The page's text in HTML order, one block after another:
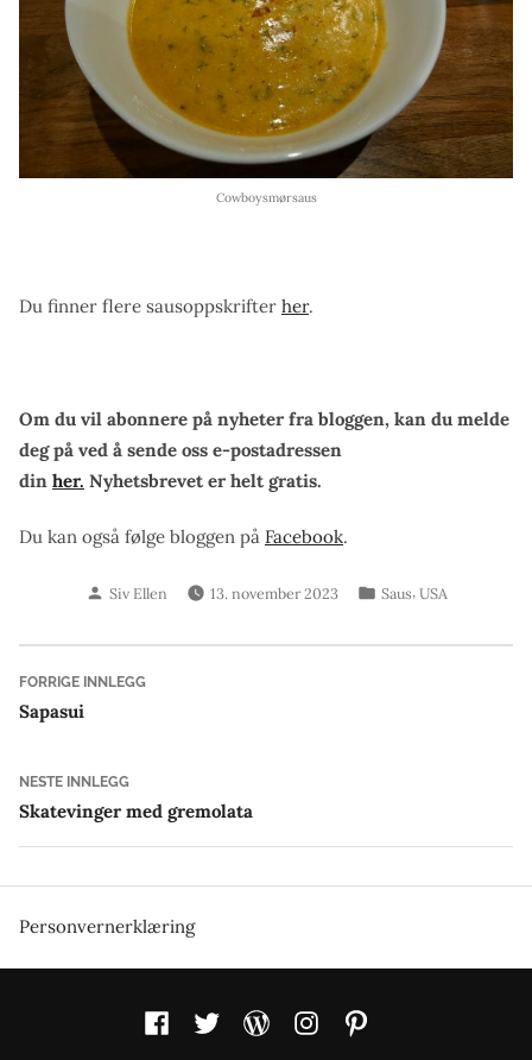
Cowboysmørsaus
Du finner flere sausoppskrifter her.
Om du vil abonnere på nyheter fra bloggen, kan du melde
deg på ved å sende oss e-postadressen
din her. Nyhetsbrevet er helt gratis.
Du kan også følge bloggen på Facebook.
Skrevet
Siv Ellen 13. november 2023
Publisert
Saus, USA
Innleggsnavigasjon
FORRIGE INNLEGGForrige
Sapasui
NESTE INNLEGGNeste
innlegg:
Skatevinger med gremolata
Personvernerklæring
FacebookTwitter WordPressInstagramPinterest